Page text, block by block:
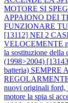
MOTORE SI
APPAIONO DEI
FUNZIONARE
[13112] NEI 2
VELOCEMENTE
la sostituzione della
(1998>2004)
batteria) SEMPRE
REGOLARMENTE
nuovi originali ford,
motore la spia si